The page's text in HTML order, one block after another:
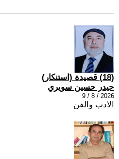
(18) قصيدة (استنكار)
حيدر حسين سويري
2026 / 8 / 9
الادب والفن